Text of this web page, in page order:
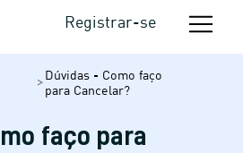
Registrar-se
Dúvidas - Como faço
para Cancelar?
faço para